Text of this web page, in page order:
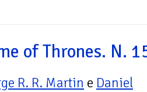
of Thrones. N.
R. R. Martin e Daniel